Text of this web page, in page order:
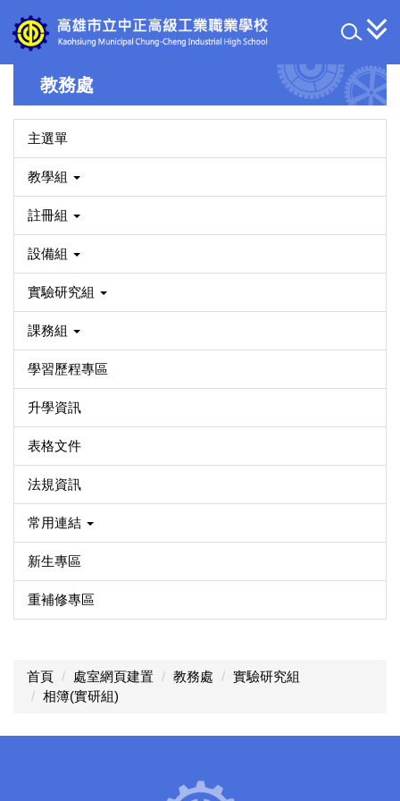
到
主
教務處
主選單
教學組
註冊組
設備組
實驗研究組
課務組
學習歷程專區
升學資訊
表格文件
法規資訊
常用連結
新生專區
重補修專區
首頁 處室網頁建置 教務處
實驗研究組
相簿(實研組)